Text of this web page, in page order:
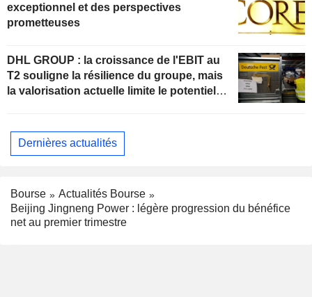
exceptionnel et des perspectives
prometteuses
DHL GROUP : la croissance de l'EBIT au
T2 souligne la résilience du groupe, mais
la valorisation actuelle limite le potentiel
Dernières actualités
Bourse
Actualités Bourse
Beijing Jingneng Power : légère progression du bénéfice
net au premier trimestre